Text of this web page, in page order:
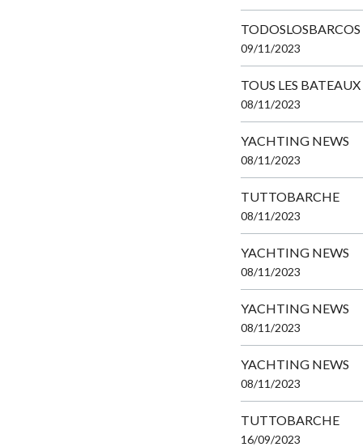
TODOSLOSBARCOS
09/11/2023
TOUS LES BATEAUX
08/11/2023
YACHTING NEWS
08/11/2023
TUTTOBARCHE
08/11/2023
YACHTING NEWS
08/11/2023
YACHTING NEWS
08/11/2023
YACHTING NEWS
08/11/2023
TUTTOBARCHE
16/09/2023